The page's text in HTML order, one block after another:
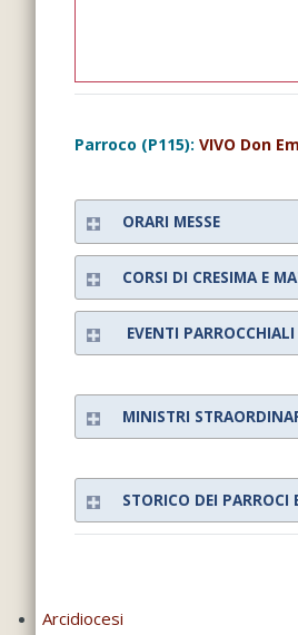
Parroco (P115): VIVO Don
ORARI MESSE
CORSI DI CRESIMA E
EVENTI PARROCCHIALI
MINISTRI
STORICO DEI PARROCI
Arcidiocesi